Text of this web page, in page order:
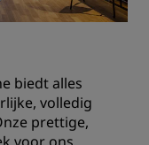
biedt alles
volledig
prettige,